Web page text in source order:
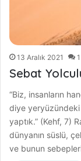
13 Aralık 2021 1
Sebat
“Biz, insanların
diye yeryüzündeki
yaptık.” (Kehf, 7)
dünyanın süslü,
ve bunun